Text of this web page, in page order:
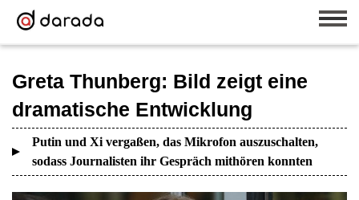
Greta Thunberg: Bild zeigt eine
dramatische Entwicklung
Putin und Xi vergaßen, das Mikrofon auszuschalten,
sodass Journalisten ihr Gespräch mithören konnten